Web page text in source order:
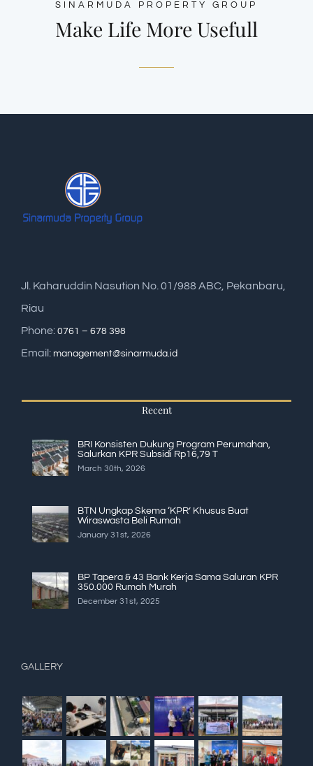
SINARMUDA PROPERTY GROUP
Make Life More Usefull
Jl. Kaharuddin Nasution No. 01/988 ABC, Pekanbaru,
Riau
Phone: 0761 – 678 398
Email: management@sinarmuda.id
Recent
BRI Konsisten Dukung Program Perumahan,
Salurkan KPR Subsidi Rp16,79 T
March 30th, 2026
BTN Ungkap Skema ‘KPR’ Khusus Buat
Wiraswasta Beli Rumah
January 31st, 2026
BP Tapera & 43 Bank Kerja Sama Saluran KPR
350.000 Rumah Murah
December 31st, 2025
GALLERY